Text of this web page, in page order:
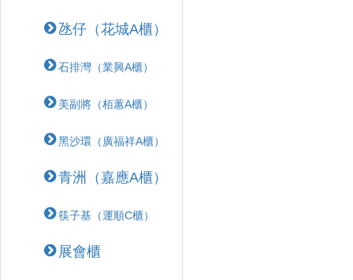
氹仔（花城A櫃）
石排灣（業興A櫃）
美副將（栢蕙A櫃）
黑沙環（廣福祥A櫃）
青洲（嘉應A櫃）
筷子基（運順C櫃）
展會櫃